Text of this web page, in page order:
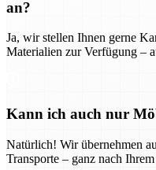
an?
Ja, wir stellen Ihnen gerne
Materialien zur Verfügung –
Kann ich auch nur
Natürlich! Wir übernehmen
Transporte – ganz nach